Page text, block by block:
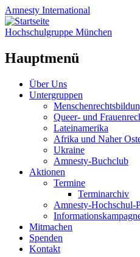
Amnesty International
Hochschulgruppe München
Hauptmenü
Zum
Inhalt
Über Uns
Untergruppen
Queer- und
Lateinamerika
Afrika und Naher
Ukraine
Amnesty-Buchclub
Aktionen
Termine
Terminarchiv
Amnesty-Hochschul-
Mitmachen
Spenden
Kontakt